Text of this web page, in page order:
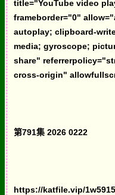
title="YouTube video
frameborder="0"
autoplay; clipboard-
media; gyroscope;
share"
cross-origin"
第791集 2026 0222
https://katfile.vip/